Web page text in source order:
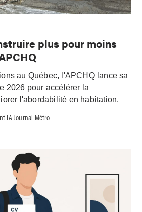
plus pour moins
au Québec, l'APCHQ lance sa
2026 pour accélérer la
l'abordabilité en habitation.
IA Journal Métro